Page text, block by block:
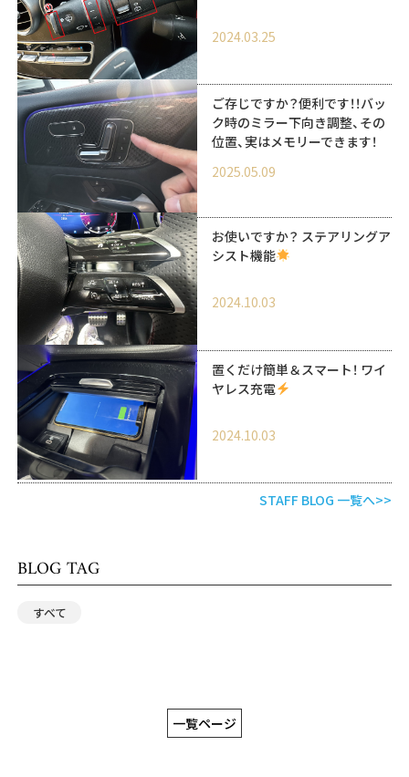
2024.03.25
ご存じですか？便利です！！バッ
ク時のミラー下向き調整、その
位置、実はメモリーできます！
2025.05.09
お使いですか？ ステアリングア
シスト機能
2024.10.03
置くだけ簡単＆スマート！ ワイ
ヤレス充電
2024.10.03
STAFF BLOG 一覧へ>>
BLOG TAG
すべて
一覧ページ